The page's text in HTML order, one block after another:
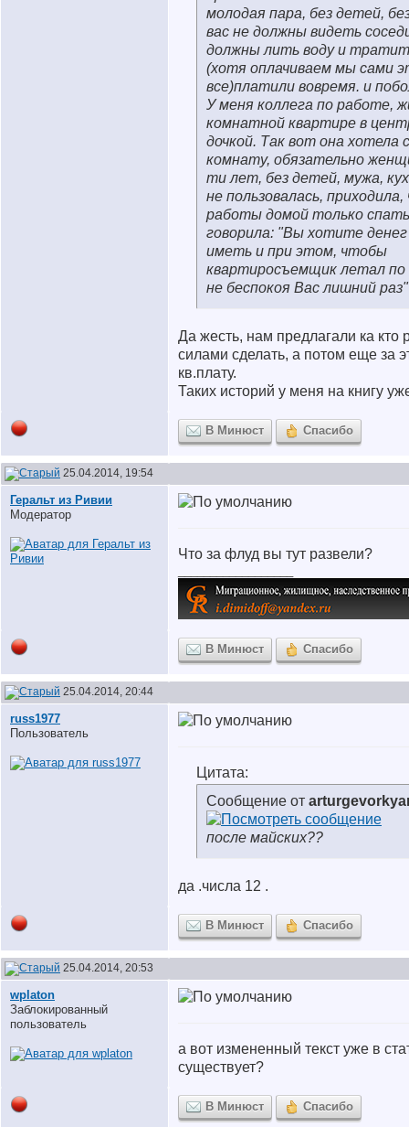
молодая пара, без детей,
вас не должны видеть
должны лить воду и
(хотя оплачиваем мы сами
все)платили вовремя. и
У меня коллега по работе,
комнатной квартире в
дочкой. Так вот она хотела
комнату, обязательно
ти лет, без детей, мужа,
не пользовалась,
работы домой только
говорила: "Вы хотите
иметь и при этом, чтобы
квартиросъемщик летал по
не беспокоя Вас лишний раз"
Да жесть, нам предлагали ка кто
силами сделать, а потом еще за
кв.плату.
Таких историй у меня на книгу
В Минюст Спасибо
25.04.2014, 19:54
Геральт из Ривии
Модератор
Что за флуд вы тут развели?
В Минюст Спасибо
25.04.2014, 20:44
russ1977
Пользователь
Цитата:
Сообщение от
после майских??
да .числа 12 .
В Минюст Спасибо
25.04.2014, 20:53
wplaton
Заблокированный
пользователь
а вот измененный текст уже в
существует?
В Минюст Спасибо